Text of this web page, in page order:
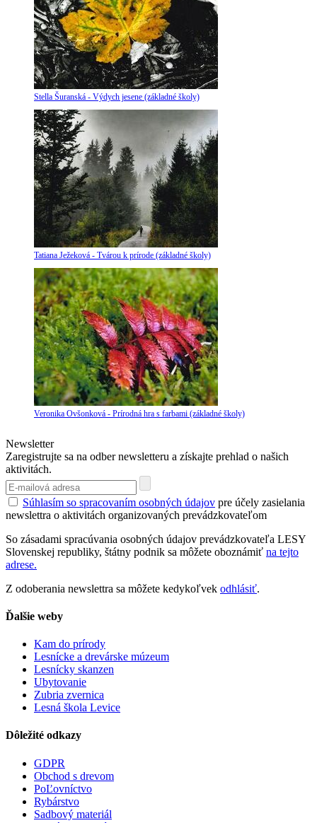
Stella Šuranská - Výdych jesene (základné školy)
Tatiana Ježeková - Tvárou k prírode (základné školy)
Veronika Ovšonková - Prírodná hra s farbami (základné školy)
Newsletter
Zaregistrujte sa na odber newsletteru a získajte prehlad o našich
aktivitách.
Súhlasím so spracovaním osobných údajov pre účely zasielania
newslettra o aktivitách organizovaných prevádzkovateľom
So zásadami spracúvania osobných údajov prevádzkovateľa LESY
Slovenskej republiky, štátny podnik sa môžete oboznámiť na tejto
adrese.
Z odoberania newslettra sa môžete kedykoľvek odhlásiť.
Ďalšie weby
Kam do prírody
Lesnícke a drevárske múzeum
Lesnícky skanzen
Ubytovanie
Zubria zvernica
Lesná škola Levice
Dôležité odkazy
GDPR
Obchod s drevom
PoĽovníctvo
Rybárstvo
Sadbový materiál